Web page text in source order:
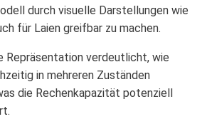
durch visuelle Darstellungen wie
für Laien greifbar zu machen.
Repräsentation verdeutlicht, wie
in mehreren Zuständen
die Rechenkapazität potenziell